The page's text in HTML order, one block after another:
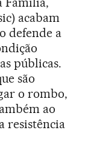
acabam
defende a
públicas.
são
o rombo,
ao
resistência